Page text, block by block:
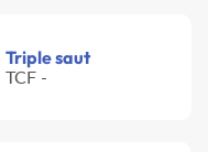
Triple saut
TCF -